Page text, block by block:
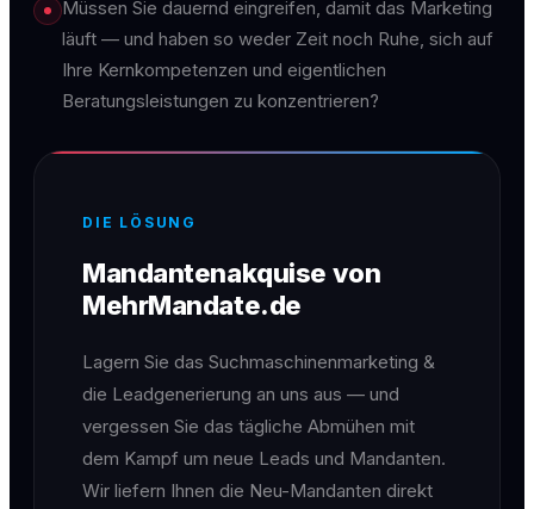
Müssen Sie dauernd eingreifen, damit das Marketing
läuft — und haben so weder Zeit noch Ruhe, sich auf
Ihre Kernkompetenzen und eigentlichen
Beratungsleistungen zu konzentrieren?
DIE LÖSUNG
Mandantenakquise von
MehrMandate.de
Lagern Sie das Suchmaschinenmarketing &
die Leadgenerierung an uns aus — und
vergessen Sie das tägliche Abmühen mit
dem Kampf um neue Leads und Mandanten.
Wir liefern Ihnen die Neu-Mandanten direkt